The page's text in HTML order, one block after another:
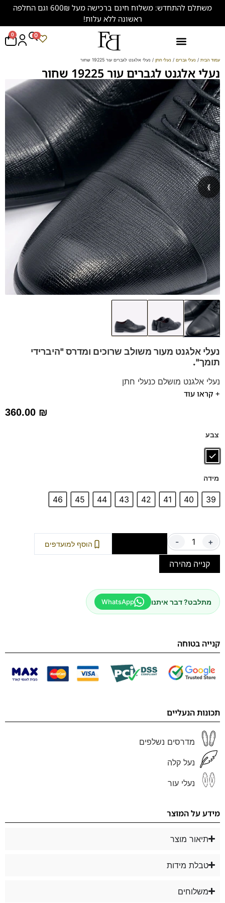
משתלם להתחדש: משלוח חינם ברכישה מעל 600₪ וגם החלפה
ראשונה ללא עלות!
0 0
נעלי אלגנט מעור משולב שרוכים ומדרס "היברידי
תומך".
נעלי אלגנט מושלם כנעלי חתן
נעלים נוחות במיוחד – מקולקציית ה
+ קראו עוד
360.00 ₪
צבע
מידה
39
40
41
42
43
44
45
46
- + הוסף למועדפים
קנייה מהירה
מתלבט? דבר איתנו WhatsApp
קנייה בטוחה
תכונות הנעליים
מדרסים נשלפים
נעל קלה
נעלי עור
מידע על המוצר
תיאור מוצר
טבלת מידות
משלוחים
עמוד הבית / נעלי גברים / נעלי חתן / נעלי אלגנט לגברים עור 19225 שחור
נעלי אלגנט לגברים עור 19225 שחור
‹
›